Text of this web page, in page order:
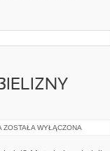
CO
ZOSTAŁA WYŁĄCZONA